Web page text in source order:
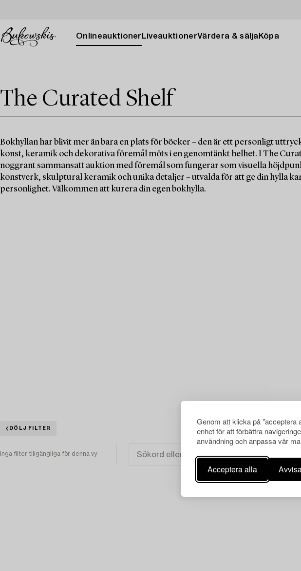
Genom att klicka på "acceptera
enhet för att förbättra
användning och anpassa vår
Acceptera alla
Onlineauktioner LiveauktionerVärdera & sälja Köpa
The Curated Shelf
Bokhyllan har blivit mer än bara en plats för böcker – den är ett personligt
konst, keramik och dekorativa föremål möts i en genomtänkt helhet. I The
noggrant sammansatt auktion med föremål som fungerar som visuella
konstverk, skulptural keramik och unika detaljer – utvalda för att ge din hylla
personlighet. Välkommen att kurera din egen bokhylla.
DÖLJ FILTER
Inga filter tillgängliga för denna vy